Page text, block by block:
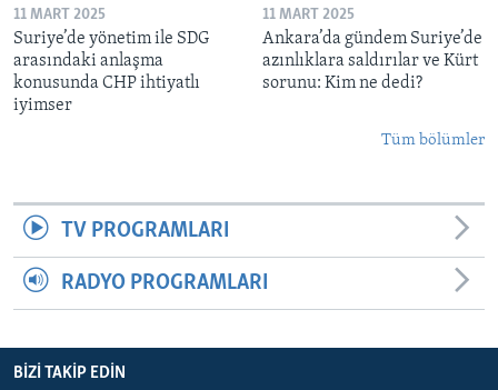
11 MART 2025
Suriye’de yönetim ile SDG
arasındaki anlaşma
konusunda CHP ihtiyatlı
iyimser
11 MART 2025
Ankara’da gündem Suriye’de
azınlıklara saldırılar ve Kürt
sorunu: Kim ne dedi?
Tüm bölümler
TV PROGRAMLARI
RADYO PROGRAMLARI
BIZI TAKIP EDIN